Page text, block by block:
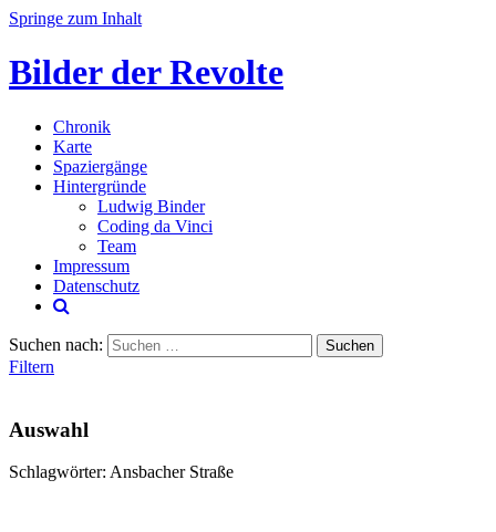
Springe zum Inhalt
Bilder der Revolte
Chronik
Karte
Spaziergänge
Hintergründe
Ludwig Binder
Coding da Vinci
Team
Impressum
Datenschutz
Suchen nach:
Filtern
Auswahl
Schlagwörter: Ansbacher Straße